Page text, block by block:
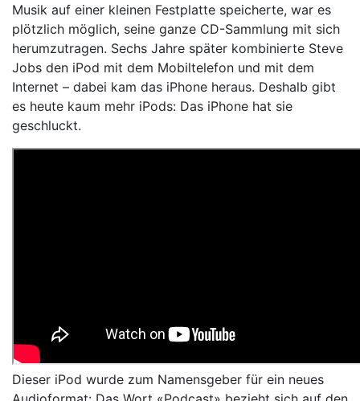
Musik auf einer kleinen Festplatte speicherte, war es
plötzlich möglich, seine ganze CD-Sammlung mit sich
herumzutragen. Sechs Jahre später kombinierte Steve
Jobs den iPod mit dem Mobiltelefon und mit dem
Internet – dabei kam das iPhone heraus. Deshalb gibt
es heute kaum mehr iPods: Das iPhone hat sie
geschluckt.
Dieser iPod wurde zum Namensgeber für ein neues